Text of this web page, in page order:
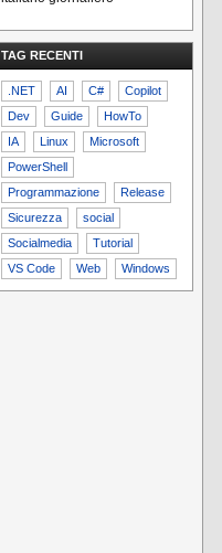
TAG RECENTI
.NET AI C#
Copilot
Dev
Guide
HowTo
IA
Linux
Microsoft
PowerShell
Programmazione
Release
Sicurezza
social
Socialmedia
Tutorial
VS Code
Web Windows